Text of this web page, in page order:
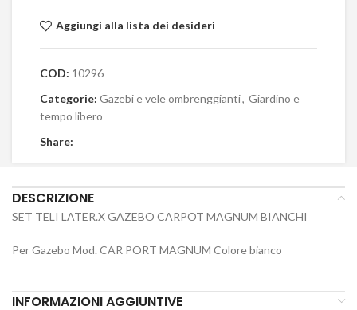
Aggiungi alla lista dei desideri
COD: 10296
Categorie: Gazebi e vele ombrenggianti, Giardino e
tempo libero
Share:
DESCRIZIONE
SET TELI LATER.X GAZEBO CARPOT MAGNUM BIANCHI
Per Gazebo Mod. CAR PORT MAGNUM Colore bianco
INFORMAZIONI AGGIUNTIVE